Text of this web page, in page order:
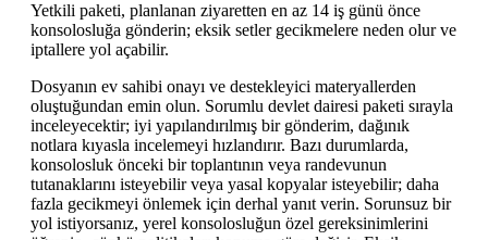
Yetkili paketi, planlanan ziyaretten en az 14 iş günü önce
konsolosluğa gönderin; eksik setler gecikmelere neden olur ve
iptallere yol açabilir.
Dosyanın ev sahibi onayı ve destekleyici materyallerden
oluştuğundan emin olun. Sorumlu devlet dairesi paketi sırayla
inceleyecektir; iyi yapılandırılmış bir gönderim, dağınık
notlara kıyasla incelemeyi hızlandırır. Bazı durumlarda,
konsolosluk önceki bir toplantının veya randevunun
tutanaklarını isteyebilir veya yasal kopyalar isteyebilir; daha
fazla gecikmeyi önlemek için derhal yanıt verin. Sorunsuz bir
yol istiyorsanız, yerel konsolosluğun özel gereksinimlerini